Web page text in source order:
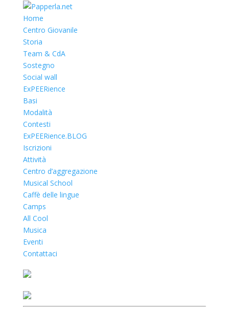
Home
Centro Giovanile
Storia
Team & CdA
Sostegno
Social wall
ExPEERience
Basi
Modalità
Contesti
ExPEERience.BLOG
Iscrizioni
Attività
Centro d’aggregazione
Musical School
Caffè delle lingue
Camps
All Cool
Musica
Eventi
Contattaci